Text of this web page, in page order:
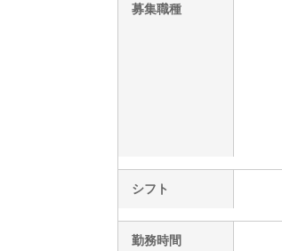
募集職種
シフト
勤務時間